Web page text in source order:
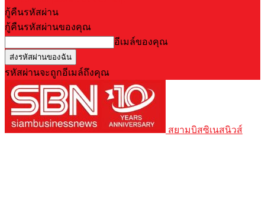
กู้คืนรหัสผ่าน
กู้คืนรหัสผ่านของคุณ
อีเมล์ของคุณ
รหัสผ่านจะถูกอีเมล์ถึงคุณ
สยามบิสซิเนสนิวส์